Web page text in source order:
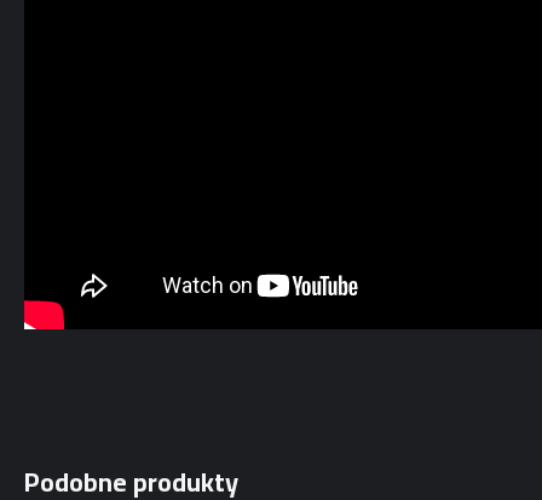
Podobne produkty